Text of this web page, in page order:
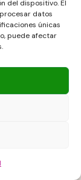
del dispositivo. El
datos
únicas
puede afectar